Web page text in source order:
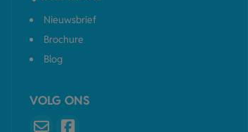
Nieuwsbrief
Brochure
Blog
VOLG ONS